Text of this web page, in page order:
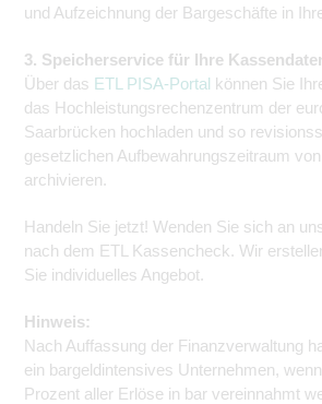
und Aufzeichnung der Bargeschäfte in
3. Speicherservice für Ihre
Über das ETL PISA-Portal können Sie
das Hochleistungsrechenzentrum der
Saarbrücken hochladen und so
gesetzlichen Aufbewahrungszeitraum
archivieren.
Handeln Sie jetzt! Wenden Sie sich an
nach dem ETL Kassencheck. Wir
Sie individuelles Angebot.
Hinweis:
Nach Auffassung der Finanzverwaltung
ein bargeldintensives Unternehmen,
Prozent aller Erlöse in bar vereinnahmt